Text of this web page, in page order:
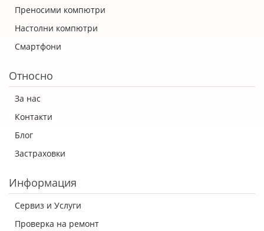
Преносими компютри
Настолни компютри
Смартфони
Относно
За нас
Контакти
Блог
Застраховки
Информация
Сервиз и Услуги
Проверка на ремонт